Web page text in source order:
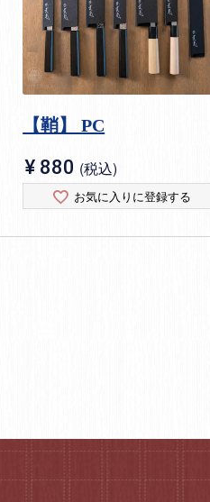
【鞘】 PC
¥ 880 税込
お気に入りに登録する